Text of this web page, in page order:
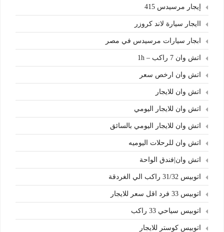
إيجار مرسيدس 415
اايجار سيارة لاند كروزر
ابجار سيارات مرسيدس في مصر
اتش وان 7 راكب – 1h
اتش وان ارخص سعر
اتش وان للايجار
اتش وان للايجار اليومي
اتش وان للايجار اليومي بالسائق
اتش وان للرحلات اليوميه
اتش وان|فندق الواحة
اتوبيس 31/32 راكب الي الغردقة
اتوبيس 33 فرد اقل سعر للايجار
اتوبيس سياحي 33 راكب
اتوبيس كوستر للايجار